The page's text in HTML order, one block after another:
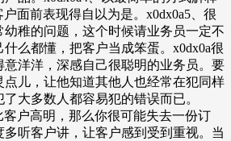
面前表现得自以为是。x0dx0a5、很
稚的问题，这个时候请业务员一定不
么都懂，把客户当成笨蛋。x0dx0a很
意洋洋，深感自己很聪明的业务员。要
点儿，让他知道其他人也经常在犯同样
大多数人都容易犯的错误而已。
客户高明，那么你很可能失去一份订
听客户讲，让客户感到受到重视。当